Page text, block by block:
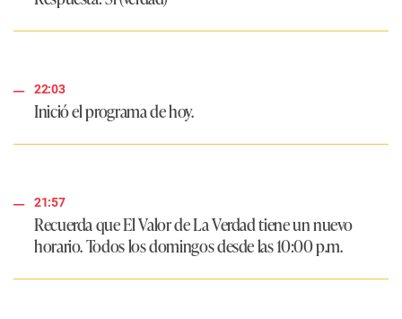
22:03
Inició el programa de hoy.
21:57
Recuerda queEl Valor de La Verdadtiene un nuevo
horario. Todos los domingos desde las 10:00 p.m.